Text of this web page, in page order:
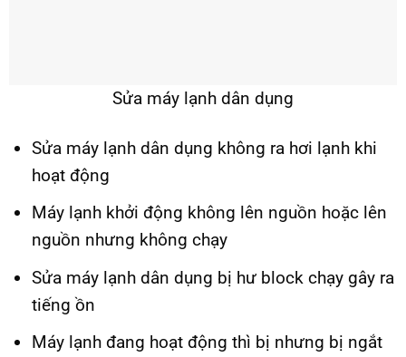
Sửa máy lạnh dân dụng
Sửa máy lạnh dân dụng không ra hơi lạnh khi
hoạt động
Máy lạnh khởi động không lên nguồn hoặc lên
nguồn nhưng không chạy
Sửa máy lạnh dân dụng bị hư block chạy gây ra
tiếng ồn
Máy lạnh đang hoạt động thì bị nhưng bị ngắt